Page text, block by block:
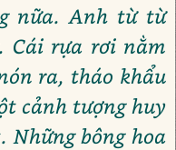
nữa. Anh từ từ
Cái rựa rơi nằm
ra, tháo khẩu
cảnh tượng huy
Những bông hoa